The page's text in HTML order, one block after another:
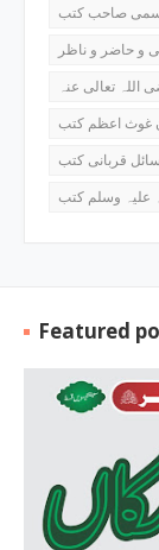
صاحب کتب
و حاضر و ناظر
اللہ تعالی عنہ
غوث اعظم کتب
قربانی کتب
علیہ وسلم کتب
Featured